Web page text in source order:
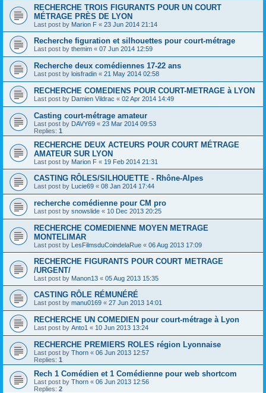
RECHERCHE TROIS FIGURANTS POUR UN COURT
MÉTRAGE PRÈS DE LYON
Last post by Marion F « 23 Jun 2014 21:14
Recherche figuration et silhouettes pour court-métrage
Last post by themim « 07 Jun 2014 12:59
Recherche deux comédiennes 17-22 ans
Last post by loisfradin « 21 May 2014 02:58
RECHERCHE COMEDIENS POUR COURT-METRAGE à LYON
Last post by Damien Vildrac « 02 Apr 2014 14:49
Casting court-métrage amateur
Last post by DAVY69 « 23 Mar 2014 09:53
Replies: 1
RECHERCHE DEUX ACTEURS POUR COURT MÉTRAGE
AMATEUR SUR LYON
Last post by Marion F « 19 Feb 2014 21:31
CASTING RÔLES/SILHOUETTE - Rhône-Alpes
Last post by Lucie69 « 08 Jan 2014 17:44
recherche comédienne pour CM pro
Last post by snowslide « 10 Dec 2013 20:25
RECHERCHE COMEDIENNE MOYEN METRAGE
MONTELIMAR
Last post by LesFilmsduCoindelaRue « 06 Aug 2013 17:09
RECHERCHE FIGURANTS POUR COURT METRAGE
/URGENT/
Last post by Manon13 « 05 Aug 2013 15:35
CASTING RÔLE RÉMUNÉRÉ
Last post by manu0169 « 27 Jun 2013 14:01
RECHERCHE UN COMEDIEN pour court-métrage à Lyon
Last post by Anto1 « 10 Jun 2013 13:24
RECHERCHE PREMIERS ROLES région Lyonnaise
Last post by Thorn « 06 Jun 2013 12:57
Replies: 1
Rech 1 Comédien et 1 Comédienne pour web shortcom
Last post by Thorn « 06 Jun 2013 12:56
Replies: 2